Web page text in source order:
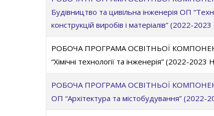
Будівництво та цивільна інженерія ОП
конструкцій виробів і матеріалів” (2022-
РОБОЧА ПРОГРАМА ОСВІТНЬОЇ
“Хімічні технології та інженерія” (2022-2023
РОБОЧА ПРОГРАМА ОСВІТНЬОЇ
ОП “Архітектура та містобудування” (2022-